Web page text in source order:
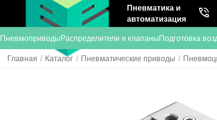
Пневматика и
автоматизация
ПневмоприводыРаспределители и клапаныПодготовка
Главная / Каталог / Пневматические приводы /